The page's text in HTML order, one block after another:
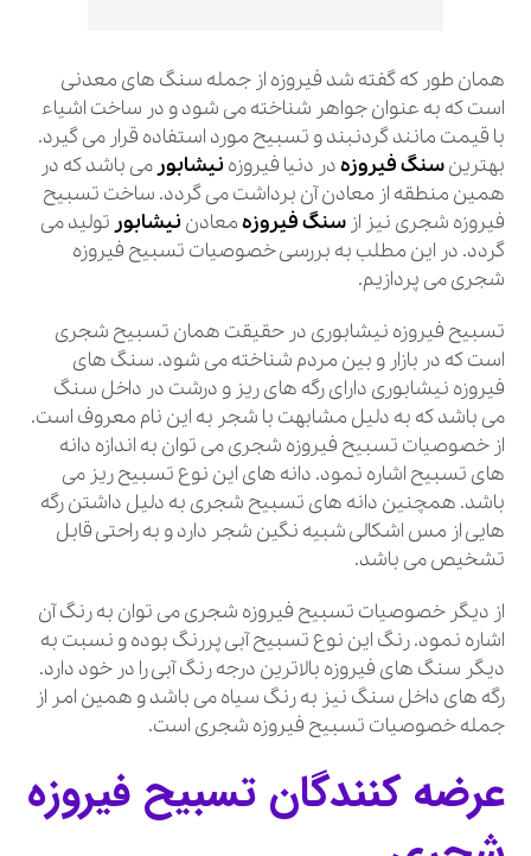
همان طور که گفته شد فیروزه از جمله سنگ های معدنی
است که به عنوان جواهر شناخته می شود و در ساخت اشیاء
با قیمت مانند گردنبند و تسبیح مورد استفاده قرار می گیرد.
بهترینسنگ فیروزهدر دنیا فیروزهنیشابور می باشد که در
همین منطقه از معادن آن برداشت می گردد. ساخت تسبیح
فیروزه شجری نیز ازسنگ فیروزهمعادننیشابور تولید می
گردد. در این مطلب به بررسی خصوصیات تسبیح فیروزه
شجری می پردازیم.
تسبیح فیروزه نیشابوری در حقیقت همان تسبیح شجری
است که در بازار و بین مردم شناخته می شود. سنگ های
فیروزه نیشابوری دارای رگه های ریز و درشت در داخل سنگ
می باشد که به دلیل مشابهت با شجر به این نام معروف است.
از خصوصیات تسبیح فیروزه شجری می توان به اندازه دانه
های تسبیح اشاره نمود. دانه های این نوع تسبیح ریز می
باشد. همچنین دانه های تسبیح شجری به دلیل داشتن رگه
هایی از مس اشکالی شبیه نگین شجر دارد و به راحتی قابل
تشخیص می باشد.
از دیگر خصوصیات تسبیح فیروزه شجری می توان به رنگ آن
اشاره نمود. رنگ این نوع تسبیح آبی پررنگ بوده و نسبت به
دیگر سنگ های فیروزه بالاترین درجه رنگ آبی را در خود دارد.
رگه های داخل سنگ نیز به رنگ سیاه می باشد و همین امر از
جمله خصوصیات تسبیح فیروزه شجری است.
عرضه کنندگان تسبیح فیروزه